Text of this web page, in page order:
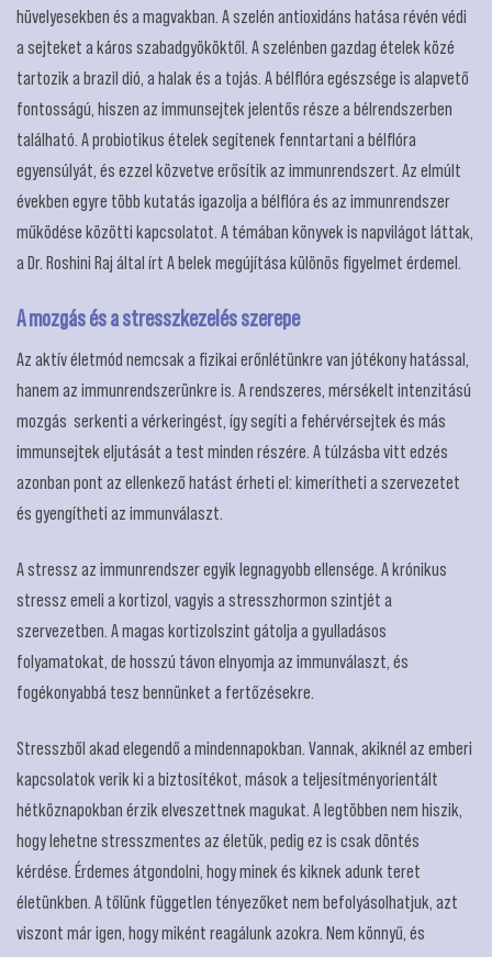
hüvelyesekben és a magvakban. A szelén antioxidáns hatása révén védi
a sejteket a káros szabadgyököktől. A szelénben gazdag ételek közé
tartozik a brazil dió, a halak és a tojás. A bélflóra egészsége is alapvető
fontosságú, hiszen az immunsejtek jelentős része a bélrendszerben
található. A probiotikus ételek segítenek fenntartani a bélflóra
egyensúlyát, és ezzel közvetve erősítik az immunrendszert. Az elmúlt
években egyre több kutatás igazolja a bélflóra és az immunrendszer
működése közötti kapcsolatot. A témában könyvek is napvilágot láttak,
a Dr. Roshini Raj által írt A belek megújítása különös figyelmet érdemel.
A mozgás és a stresszkezelés szerepe
Az aktív életmód nemcsak a fizikai erőnlétünkre van jótékony hatással,
hanem az immunrendszerünkre is. A rendszeres, mérsékelt intenzitású
mozgás serkenti a vérkeringést, így segíti a fehérvérsejtek és más
immunsejtek eljutását a test minden részére. A túlzásba vitt edzés
azonban pont az ellenkező hatást érheti el: kimerítheti a szervezetet
és gyengítheti az immunválaszt.
A stressz az immunrendszer egyik legnagyobb ellensége. A krónikus
stressz emeli a kortizol, vagyis a stresszhormon szintjét a
szervezetben. A magas kortizolszint gátolja a gyulladásos
folyamatokat, de hosszú távon elnyomja az immunválaszt, és
fogékonyabbá tesz bennünket a fertőzésekre.
Stresszből akad elegendő a mindennapokban. Vannak, akiknél az emberi
kapcsolatok verik ki a biztosítékot, mások a teljesítményorientált
hétköznapokban érzik elveszettnek magukat. A legtöbben nem hiszik,
hogy lehetne stresszmentes az életük, pedig ez is csak döntés
kérdése. Érdemes átgondolni, hogy minek és kiknek adunk teret
életünkben. A tőlünk független tényezőket nem befolyásolhatjuk, azt
viszont már igen, hogy miként reagálunk azokra. Nem könnyű, és